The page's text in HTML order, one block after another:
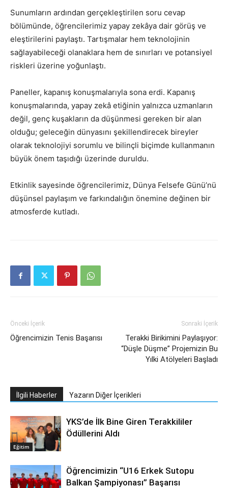
Sunumların ardından gerçekleştirilen soru cevap
bölümünde, öğrencilerimiz yapay zekâya dair görüş ve
eleştirilerini paylaştı. Tartışmalar hem teknolojinin
sağlayabileceği olanaklara hem de sınırları ve potansiyel
riskleri üzerine yoğunlaştı.
Paneller, kapanış konuşmalarıyla sona erdi. Kapanış
konuşmalarında, yapay zekâ etiğinin yalnızca uzmanların
değil, genç kuşakların da düşünmesi gereken bir alan
olduğu; geleceğin dünyasını şekillendirecek bireyler
olarak teknolojiyi sorumlu ve bilinçli biçimde kullanmanın
büyük önem taşıdığı üzerinde duruldu.
Etkinlik sayesinde öğrencilerimiz, Dünya Felsefe Günü’nü
düşünsel paylaşım ve farkındalığın önemine değinen bir
atmosferde kutladı.
Önceki İçerik
Öğrencimizin Tenis Başarısı
Sonraki İçerik
Terakki Birikimini Paylaşıyor:
“Düşle Düşme” Projemizin Bu
Yılki Atölyeleri Başladı
İlgili Haberler Yazarın Diğer İçerikleri
Eğitim
YKS’de İlk Bine Giren Terakkililer
Ödüllerini Aldı
Öğrencimizin “U16 Erkek Sutopu
Balkan Şampiyonası” Başarısı